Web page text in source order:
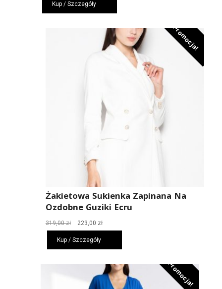
wynosiła:
319,90 zł.199,90 zł.
Kup / Szczegóły
Promocja!
Żakietowa Sukienka Zapinana Na
Ozdobne Guziki Ecru
319,00zł
Pierwotna
cena
wynosiła:
319,00 zł.
223,00 złAktualna
cena
223,00 zł.
Kup / Szczegóły
Promocja!